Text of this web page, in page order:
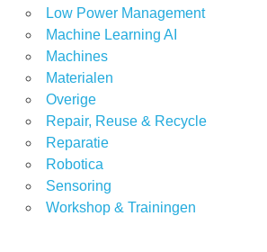
Low Power Management
Machine Learning AI
Machines
Materialen
Overige
Repair, Reuse & Recycle
Reparatie
Robotica
Sensoring
Workshop & Trainingen